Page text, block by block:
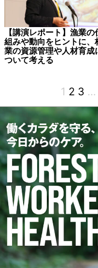
【講演レポート】漁業の
組みや動向をヒントに、
業の資源管理や人材育成
ついて考える
1 2 3 …